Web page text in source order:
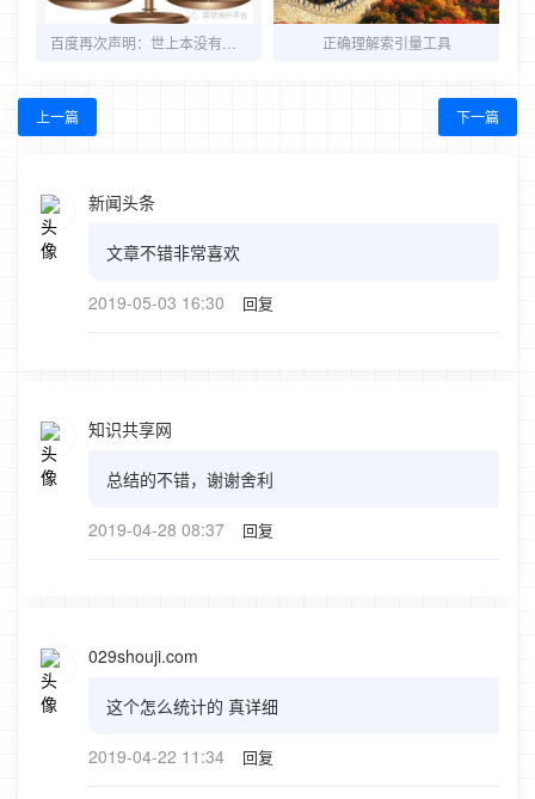
正确理解索引量工具
上一篇 下一篇
新闻头条
文章不错非常喜欢
2019-05-03 16:30 回复
知识共享网
总结的不错，谢谢舍利
2019-04-28 08:37 回复
029shouji.com
这个怎么统计的 真详细
2019-04-22 11:34 回复